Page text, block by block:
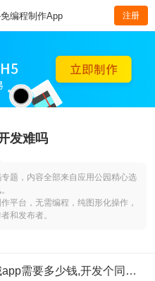
编程制作App 注册
发难吗
题，内容全部来自应用公园精心选
平台，无需编程，纯图形化操作，
和发布者。
制作一个同城app需要多少钱,开发个同城APP需要多少钱